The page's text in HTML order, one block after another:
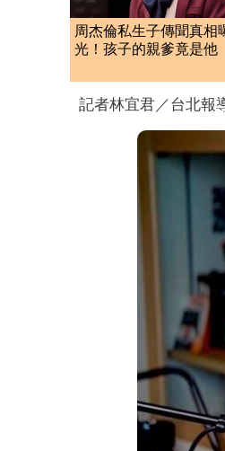
周杰倫私生子傳聞真相
光！孩子的親爹竟是
記者林宜君／台北報